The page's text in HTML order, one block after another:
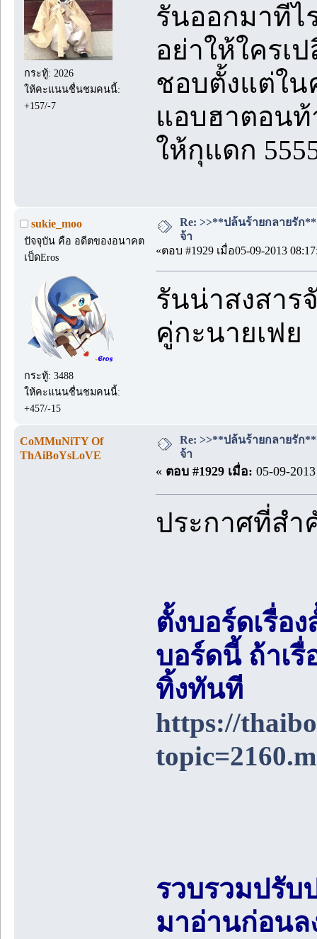
กระทู้: 2026
ให้คะแนนชื่นชมคนนี้:
+157/-7
รันออกมาทีไ
อย่าให้ใครเ
ชอบตั้งแต่ใน
แอบฮาตอนท้
ให้กุแดก
sukie_moo
ปัจจุบัน คือ อดีตของอนาคต
เป็ดEros
กระทู้: 3488
ให้คะแนนชื่นชมคนนี้:
+457/-15
Re: >>**ปล้นร้ายกลายรัก
จ้า
«ตอบ #1929 เมื่อ05-09-2013
รันน่าสงสาร
คู่กะนายเฟ
CoMMuNiTY Of
ThAiBoYsLoVE
Re: >>**ปล้นร้ายกลายรัก
จ้า
« ตอบ #1929 เมื่อ: 05-09-
ประกาศที่ส
ตั้งบอร์ดเรื่อ
บอร์ดนี้ ถ้าเ
ทิ้งทันที
https://
รวบรวมปรับ
มาอ่านก่อน